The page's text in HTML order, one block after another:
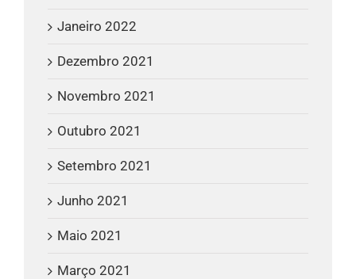
Janeiro 2022
Dezembro 2021
Novembro 2021
Outubro 2021
Setembro 2021
Junho 2021
Maio 2021
Março 2021